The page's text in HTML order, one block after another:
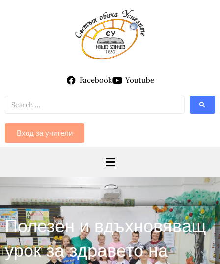
Facebook Youtube
Вход за учители
Полезен и вдъхновяващ
урок за здравето на